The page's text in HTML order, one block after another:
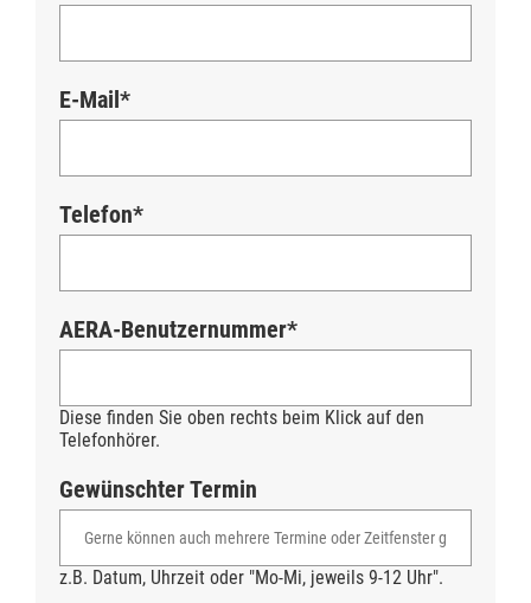
E-Mail*
Telefon*
AERA-Benutzernummer*
Diese finden Sie oben rechts beim Klick auf den
Telefonhörer.
Gewünschter Termin
z.B. Datum, Uhrzeit oder "Mo-Mi, jeweils 9-12 Uhr".